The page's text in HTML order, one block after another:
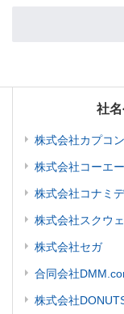
社
株式会社カプコン
株式会社コーエ
株式会社コナミ
株式会社スクウ
株式会社セガ
合同会社
株式会社